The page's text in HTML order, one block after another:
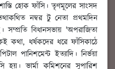
শাস্তি হোক ফাঁসি। তৃণমূলের সাংসদ
নম্বর টু নেতা প্রথমদিন
সম্প্রতি বিধানসভায় 'অপরাজিতা
কথা, ধর্ষকদের ধরে ফাঁসিকাঠে
পানিশমেন্ট ইত্যাদি। নির্ভয়া
হয়। ভার্মা কমিশনের সুপারিশ